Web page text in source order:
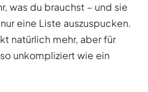
was du brauchst – und sie
eine Liste auszuspucken.
natürlich mehr, aber für
unkompliziert wie ein